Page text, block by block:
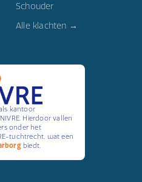
Schouder
Alle klachten →
kantoor
Hierdoor vallen
onder het
tuchtrecht, wat een
biedt.